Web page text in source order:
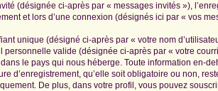
(désignée ci-après par « messages invités »),
et lors d’une connexion (désignés ici par « vos
unique (désigné ci-après par « votre nom
valide (désignée ci-après par « votre
le pays qui nous héberge. Toute information en-
d’enregistrement, qu’elle soit obligatoire ou non,
De plus, dans votre profil, vous pouvez